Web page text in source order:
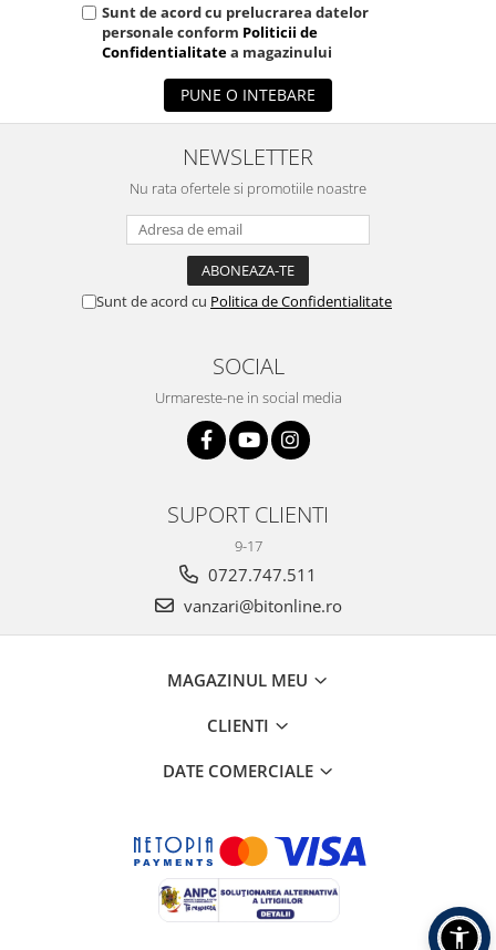
Sunt de acord cu prelucrarea datelor
personale conform Politicii de
Confidentialitatea magazinului
PUNE O INTEBARE
NEWSLETTER
Nu rata ofertele si promotiile noastre
Sunt de acord cu Politica de Confidentialitate
SOCIAL
Urmareste-ne in social media
SUPORT CLIENTI
9-17
0727.747.511
vanzari@bitonline.ro
MAGAZINUL MEU
CLIENTI
DATE COMERCIALE